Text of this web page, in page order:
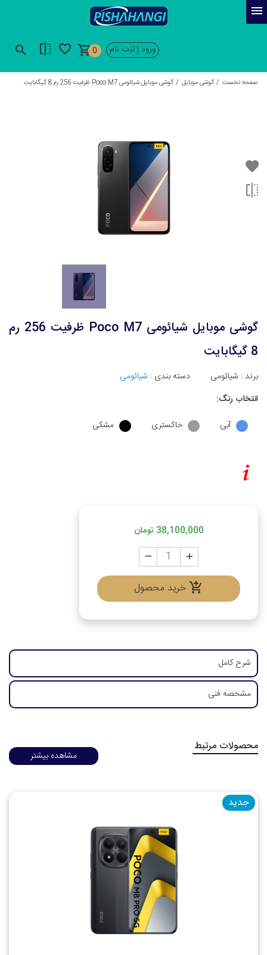
0 ورود |ثبت نام
صفحه نخست گوشی موبایل گوشی موبایل شیائومی Poco M7 ظرفیت 256 رم 8 گیگابایت
گوشی موبایل شیائومی Poco M7 ظرفیت 256 رم
8 گیگابایت
برند : شیائومی دسته بندی : شیائومی
انتخاب رنگ:
آبی
خاکستری مشکی
38,100,000 تومان
خرید محصول
شرح کامل
مشخصه فنی
محصولات مرتبط
مشاهده بیشتر
جدید